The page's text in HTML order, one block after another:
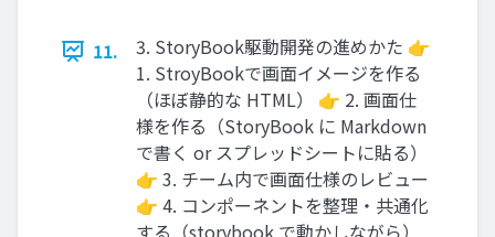
11.
3. StoryBook駆動開発の進めかた 👉
1. StroyBookで画面イメージを作る
（ほぼ静的な HTML） 👉 2. 画面仕
様を作る（StoryBook に Markdown
で書く or スプレッドシートに貼る）
👉 3. チーム内で画面仕様のレビュー
👉 4. コンポーネントを整理・共通化